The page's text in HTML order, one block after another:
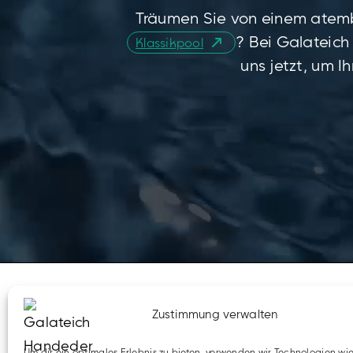
Zustimmung verwalten
Träumen Sie von einem
Klassikpool
? Bei
uns jetzt, um
Galateich GmbH , Matthias Haneder,